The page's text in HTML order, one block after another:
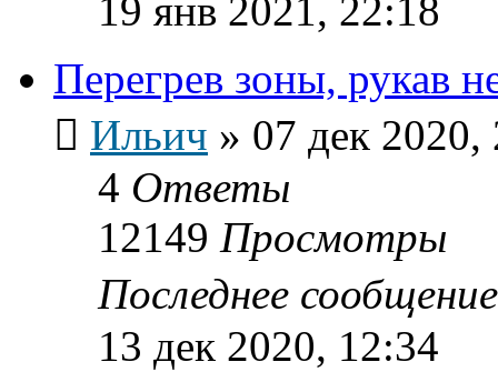
19 янв 2021, 22:18
Перегрев зоны, рукав
Ильич » 07 дек 2020,
4 Ответы
12149 Просмотры
Последнее
13 дек 2020, 12:34